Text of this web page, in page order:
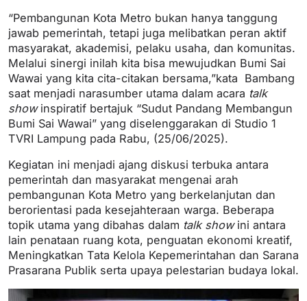
“Pembangunan Kota Metro bukan hanya tanggung
jawab pemerintah, tetapi juga melibatkan peran aktif
masyarakat, akademisi, pelaku usaha, dan komunitas.
Melalui sinergi inilah kita bisa mewujudkan Bumi Sai
Wawai yang kita cita-citakan bersama,”kata Bambang
saat menjadi narasumber utama dalam acara talk
showinspiratif bertajuk “Sudut Pandang Membangun
Bumi Sai Wawai” yang diselenggarakan di Studio 1
TVRI Lampung pada Rabu, (25/06/2025).
Kegiatan ini menjadi ajang diskusi terbuka antara
pemerintah dan masyarakat mengenai arah
pembangunan Kota Metro yang berkelanjutan dan
berorientasi pada kesejahteraan warga. Beberapa
topik utama yang dibahas dalam talk showini antara
lain penataan ruang kota, penguatan ekonomi kreatif,
Meningkatkan Tata Kelola Kepemerintahan dan Sarana
Prasarana Publik serta upaya pelestarian budaya lokal.